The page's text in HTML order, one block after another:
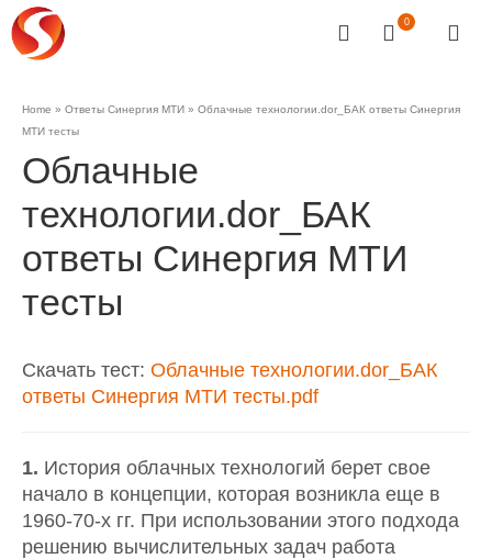
0
Home » Ответы Синергия МТИ » Облачные технологии.dor_БАК ответы Синергия
МТИ тесты
Облачные
технологии.dor_БАК
ответы Синергия МТИ
тесты
Скачать тест: Облачные технологии.dor_БАК
ответы Синергия МТИ тесты.pdf
1. История облачных технологий берет свое
начало в концепции, которая возникла еще в
1960-70-х гг. При использовании этого подхода
решению вычислительных задач работа